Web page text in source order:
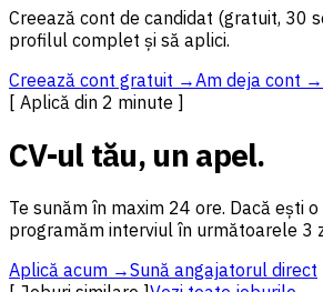
Creează cont de candidat (gratuit, 30
profilul complet și să aplici.
Creează cont gratuit →Am deja cont →
[ Aplică din 2 minute ]
CV-ul tău, un apel.
Te sunăm în maxim 24 ore. Dacă ești
programăm interviul în următoarele 3
Aplică acum →Sună angajatorul direct